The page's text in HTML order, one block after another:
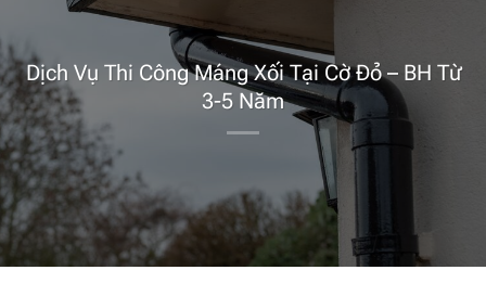
Dịch Vụ Thi Công Máng Xối Tại Cờ Đỏ – BH Từ
3-5 Năm